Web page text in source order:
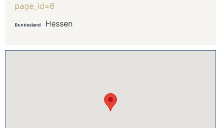
page_id=6
Bundesland Hessen